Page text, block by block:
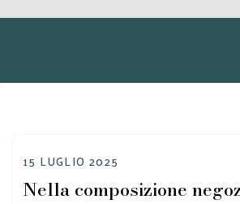
15 LUGLIO 2025
Nella composizione